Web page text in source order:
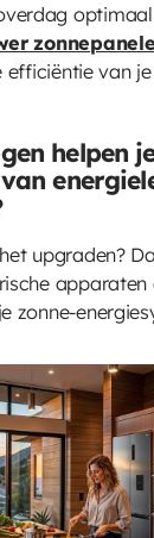
efficiëntie van
helpen
upgraden?
apparaten
zonne-